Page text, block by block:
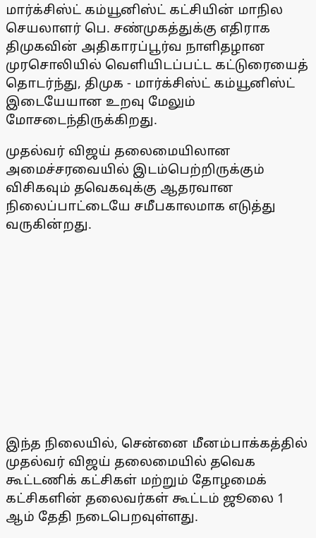
மார்க்சிஸ்ட் கம்யூனிஸ்ட் கட்சியின் மாநில
செயலாளர் பெ. சண்முகத்துக்கு எதிராக
திமுகவின் அதிகாரப்பூர்வ நாளிதழான
முரசொலியில் வெளியிடப்பட்ட கட்டுரையைத்
தொடர்ந்து, திமுக - மார்க்சிஸ்ட் கம்யூனிஸ்ட்
இடையேயான உறவு மேலும்
மோசடைந்திருக்கிறது.
முதல்வர் விஜய் தலைமையிலான
அமைச்சரவையில் இடம்பெற்றிருக்கும்
விசிகவும் தவெகவுக்கு ஆதரவான
நிலைப்பாட்டையே சமீபகாலமாக எடுத்து
வருகின்றது.
இந்த நிலையில், சென்னை மீனம்பாக்கத்தில்
முதல்வர் விஜய் தலைமையில் தவெக
கூட்டணிக் கட்சிகள் மற்றும் தோழமைக்
கட்சிகளின் தலைவர்கள் கூட்டம் ஜூலை 1
ஆம் தேதி நடைபெறவுள்ளது.